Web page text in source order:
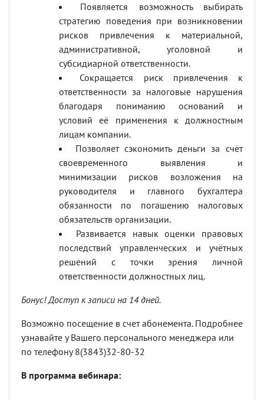
Появляется возможность выбирать
стратегию поведения при возникновении
рисков привлечения к материальной,
административной, уголовной и
субсидиарной ответственности.
Сокращается риск привлечения к
ответственности за налоговые нарушения
благодаря пониманию оснований и
условий её применения к должностным
лицам компании.
Позволяет сэкономить деньги за счёт
своевременного выявления и
минимизации рисков возложения на
руководителя и главного бухгалтера
обязанности по погашению налоговых
обязательств организации.
Развивается навык оценки правовых
последствий управленческих и учётных
решений с точки зрения личной
ответственности должностных лиц.
Бонус! Доступ к записи на 14 дней.
Возможно посещение в счет абонемента. Подробнее
узнавайте у Вашего персонального менеджера или
по телефону 8(3843)32-80-32
В программа вебинара: